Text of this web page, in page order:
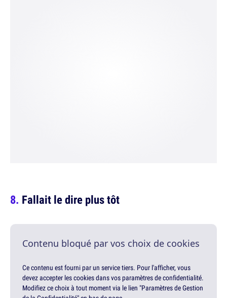
Fallait le dire plus tôt
Contenu bloqué par vos choix de cookies
Ce contenu est fourni par un service tiers. Pour l'afficher, vous
devez accepter les cookies dans vos paramètres de confidentialité.
Modifiez ce choix à tout moment via le lien "Paramètres de Gestion